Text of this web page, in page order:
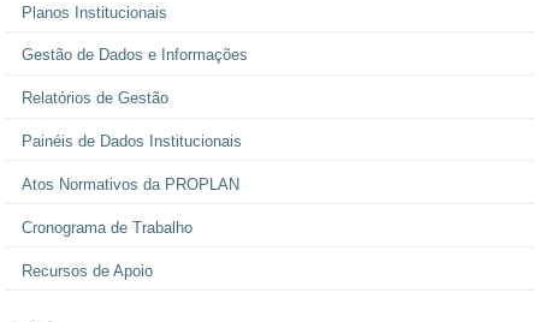
Planos Institucionais
Gestão de Dados e Informações
Relatórios de Gestão
Painéis de Dados Institucionais
Atos Normativos da PROPLAN
Cronograma de Trabalho
Recursos de Apoio